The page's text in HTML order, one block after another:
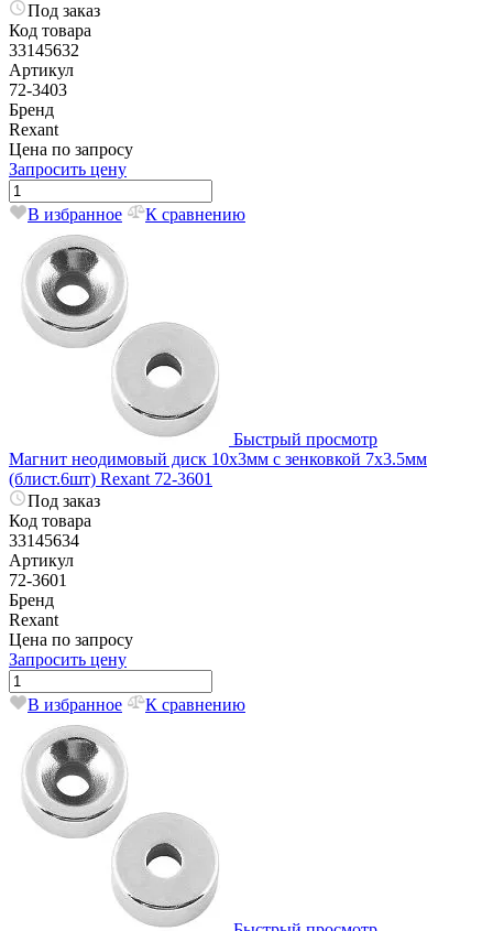
Под заказ
Код товара
33145632
Артикул
72-3403
Бренд
Rexant
Цена по запросу
Запросить цену
В избранное К сравнению
Быстрый просмотр
Магнит неодимовый диск 10х3мм с зенковкой 7х3.5мм
(блист.6шт) Rexant 72-3601
Под заказ
Код товара
33145634
Артикул
72-3601
Бренд
Rexant
Цена по запросу
Запросить цену
В избранное К сравнению